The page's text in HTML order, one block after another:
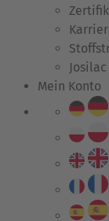
Mein Konto